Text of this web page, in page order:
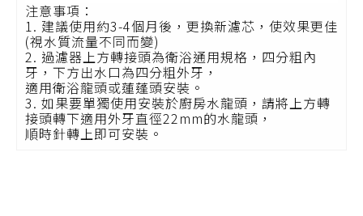
注意事項：
1. 建議使用約3-4個月後，更換新濾芯，使效果更佳
(視水質流量不同而變)
2. 過濾器上方轉接頭為衛浴通用規格，四分粗內
牙，下方出水口為四分粗外牙，
適用衛浴龍頭或蓮蓬頭安裝。
3. 如果要單獨使用安裝於廚房水龍頭，請將上方轉
接頭轉下適用外牙直徑22mm的水龍頭，
順時針轉上即可安裝。